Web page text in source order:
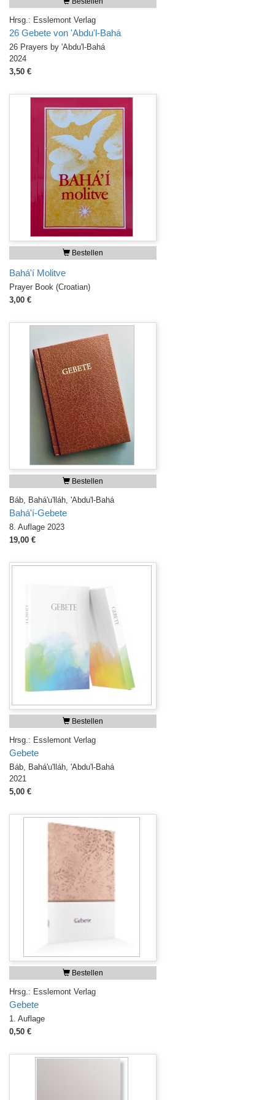
Hrsg.: Esslemont Verlag
26 Gebete von 'Abdu'l-Bahá
26 Prayers by 'Abdu'l-Bahá
2024
3,50 €
Bestellen
Bahá'í Molitve
Prayer Book (Croatian)
3,00 €
Bestellen
Báb, Bahá'u'lláh, 'Abdu'l-Bahá
Bahá'í-Gebete
8. Auflage 2023
19,00 €
Bestellen
Hrsg.: Esslemont Verlag
Gebete
Báb, Bahá'u'lláh, 'Abdu'l-Bahá
2021
5,00 €
Bestellen
Hrsg.: Esslemont Verlag
Gebete
1. Auflage
0,50 €